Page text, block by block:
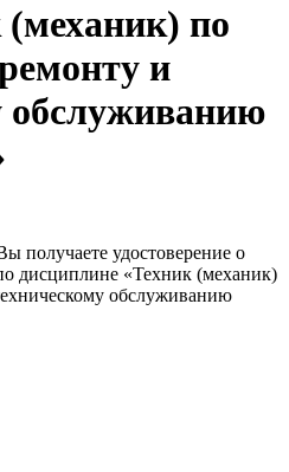
по
и
обслуживанию
получаете удостоверение о
дисциплине «Техник (механик)
обслуживанию